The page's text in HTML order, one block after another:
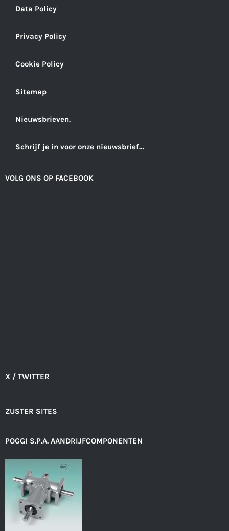
Data Policy
Privacy Policy
Cookie Policy
Sitemap
Nieuwsbrieven.
Schrijf je in voor onze nieuwsbrief…
VOLG ONS OP FACEBOOK
X / TWITTER
ZUSTER SITES
POGGI S.P.A. AANDRIJFCOMPONENTEN